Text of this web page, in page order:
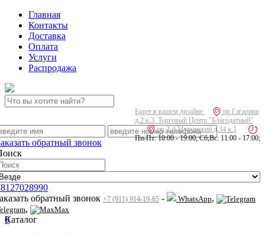
Главная
Контакты
Доставка
Оплата
Услуги
Распродажа
Egger в вашем дизайне
пр.Гагарина
д.2 к.3, Торговый Центр "Благодатный"
пр.2-й Муринский д.34 к.1
Пн-Пт: 10:00 - 19:00; Сб,Вс: 11:00 - 17:00;
обратный звонок
обратный звонок +7 (911) 914-19-65 - WhatsApp,
, Max
0
Каталог